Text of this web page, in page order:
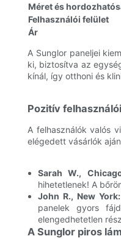
Méret és
Felhasználói felület
Ár
A Sunglor paneljei
ki, biztosítva az
kínál, így otthoni és
Pozitív
A felhasználók valós
elégedett vásárlók
Sarah W.,
hihetetlenek! A
John R., New York:
panelek gyors
elengedhetetlen
A Sunglor piros